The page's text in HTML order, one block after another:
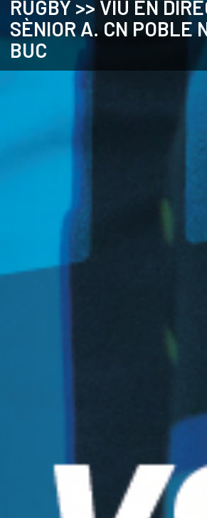
CATALÀ
RUGBY >> VIU EN
SÈNIOR A. CN POBLE
BUC